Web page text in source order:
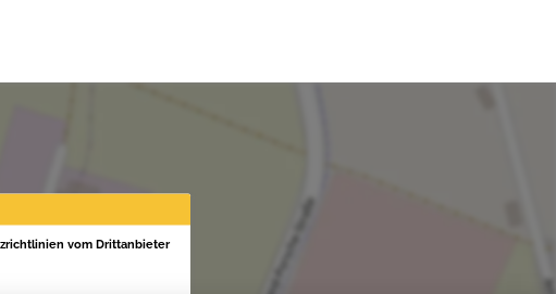
vom Drittanbieter